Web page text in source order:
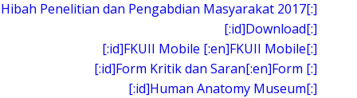
Penelitian dan Pengabdian Masyarakat 2017[:]
[:id]Download[:]
[:id]FKUII Mobile [:en]FKUII Mobile[:]
[:id]Form Kritik dan Saran[:en]Form [:]
[:id]Human Anatomy Museum[:]